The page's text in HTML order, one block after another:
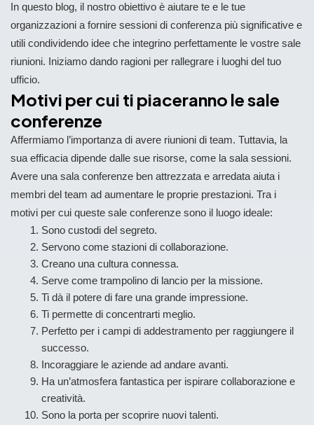
In questo blog, il nostro obiettivo è aiutare te e le tue
organizzazioni a fornire sessioni di conferenza più significative e
utili condividendo idee che integrino perfettamente le vostre sale
riunioni. Iniziamo dando ragioni per rallegrare i luoghi del tuo
ufficio.
Motivi per cui ti piaceranno le sale
conferenze
Affermiamo l’importanza di avere riunioni di team. Tuttavia, la
sua efficacia dipende dalle sue risorse, come la sala sessioni.
Avere una sala conferenze ben attrezzata e arredata aiuta i
membri del team ad aumentare le proprie prestazioni. Tra i
motivi per cui queste sale conferenze sono il luogo ideale:
Sono custodi del segreto.
Servono come stazioni di collaborazione.
Creano una cultura connessa.
Serve come trampolino di lancio per la missione.
Ti dà il potere di fare una grande impressione.
Ti permette di concentrarti meglio.
Perfetto per i campi di addestramento per raggiungere il
successo.
Incoraggiare le aziende ad andare avanti.
Ha un’atmosfera fantastica per ispirare collaborazione e
creatività.
Sono la porta per scoprire nuovi talenti.